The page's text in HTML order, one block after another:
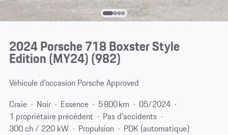
2024 Porsche 718 Boxster Style
Edition (MY24)(982)
Véhicule d’occasion Porsche Approved
Craie
Noir Essence 5 800 km
05/2024
1 propriétaire précédent
Pas d'accidents
300 ch / 220 kW
Propulsion
PDK (automatique)